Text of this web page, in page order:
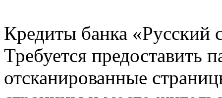
Кредиты банка «Русский
Требуется предоставить
отсканированные